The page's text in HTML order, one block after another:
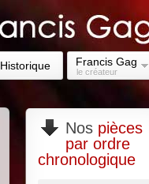
Historique Francis Gag
le créateur
Nospièces
par ordre
chronologique